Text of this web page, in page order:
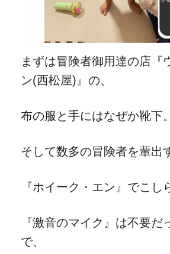
まずは冒険者御用達の店『
ン(西松屋)』の、
布の服と手にはなぜか靴下。
そして数多の冒険者を輩出
『ホイーク・エン』でこし
『激音のマイク』は不要だ
で、